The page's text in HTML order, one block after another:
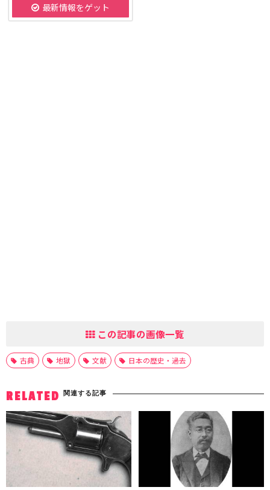
最新情報をゲット
この記事の画像一覧
古典 地獄 文献 日本の歴史・過去
RELATED 関連する記事